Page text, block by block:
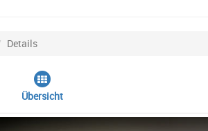
Details
Übersicht